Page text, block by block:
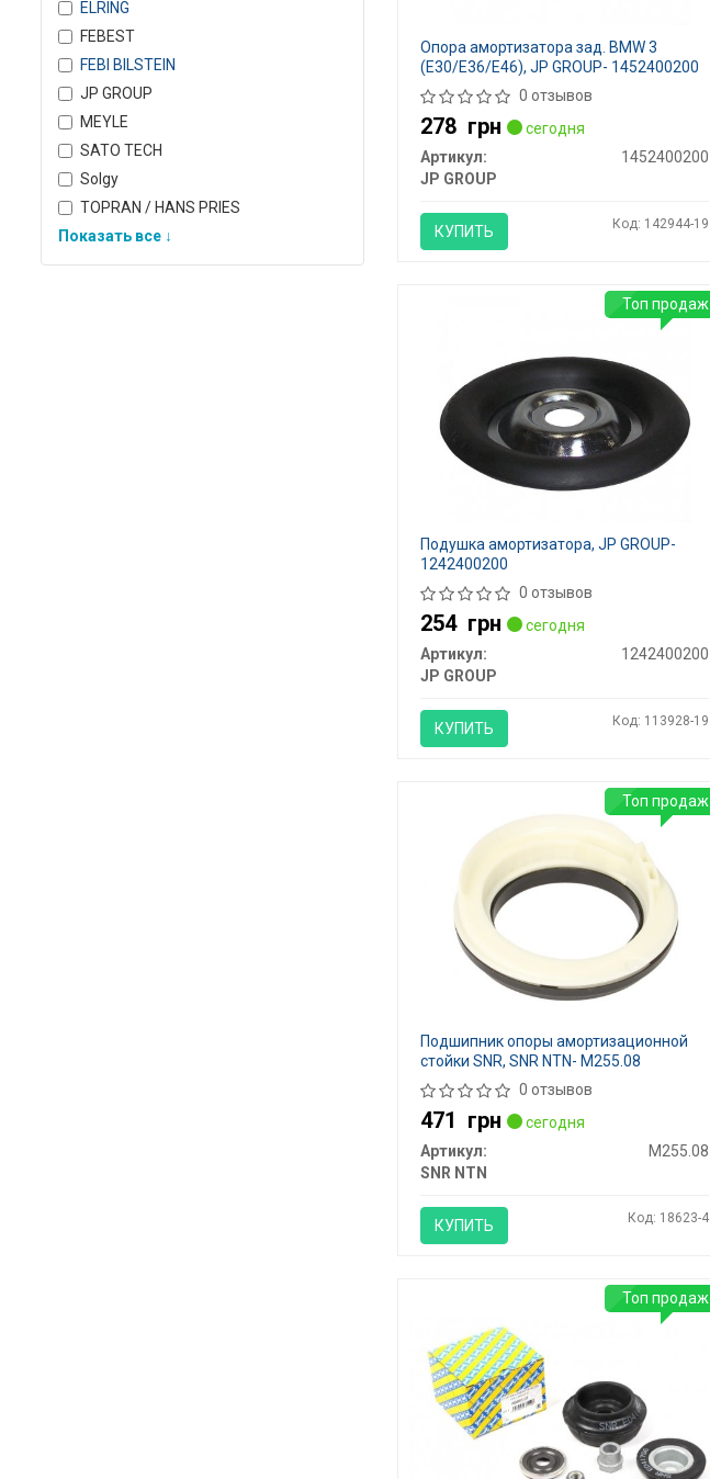
ELRING
FEBEST
FEBI BILSTEIN
JP GROUP
MEYLE
SATO TECH
Solgy
TOPRAN / HANS PRIES
Показать все ↓
Опора амортизатора зад. BMW 3
(E30/E36/E46), JP GROUP- 1452400200
0 отзывов
278 грн
сегодня
Артикул:
1452400200
JP GROUP
КУПИТЬ Код: 142944-19
Подушка амортизатора, JP GROUP-
1242400200
0 отзывов
254 грн
сегодня
Артикул:
1242400200
JP GROUP
КУПИТЬ Код: 113928-19
Топ продаж
Подшипник опоры амортизационной
стойки SNR, SNR NTN- M255.08
0 отзывов
471 грн
сегодня
Артикул:
M255.08
SNR NTN
КУПИТЬ Код: 18623-4
Топ продаж
Топ продаж